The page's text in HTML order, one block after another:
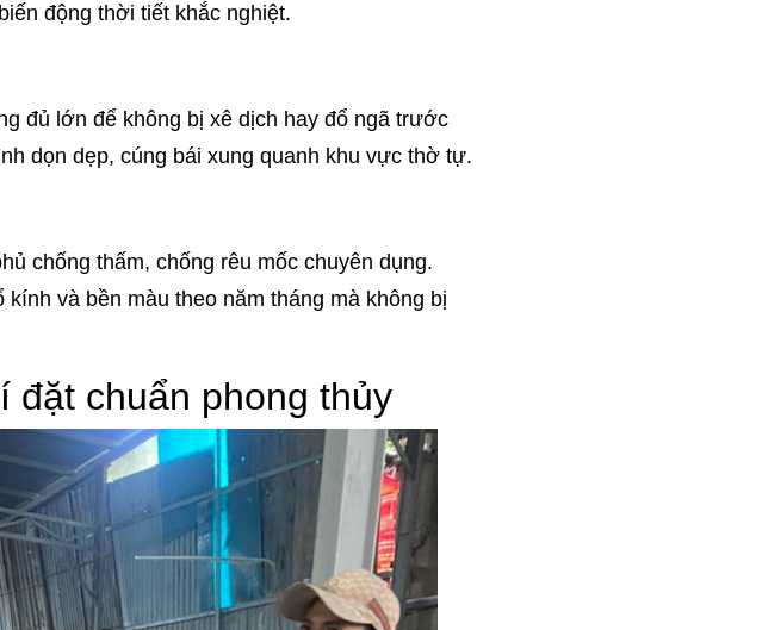
động thời tiết khắc nghiệt.
đủ lớn để không bị xê dịch hay đổ ngã trước
dọn dẹp, cúng bái xung quanh khu vực thờ tự.
chống thấm, chống rêu mốc chuyên dụng.
và bền màu theo năm tháng mà không bị
đặt chuẩn phong thủy